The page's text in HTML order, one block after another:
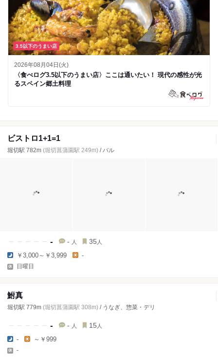
3.5以下のうまい店
2026年08月04日(火)
〈食べログ3.5以下のうまい店〉ここは通いたい！ 現代の感性が光
るスペイン郷土料理
ビストロ1+1=1
堀切駅 782m (堀切菖蒲園駅 249m) / バル
- - 人 35 人
￥3,000～￥3,999 -
日曜日
鮒真
堀切駅 779m (堀切菖蒲園駅 308m) / うなぎ、惣菜・デリ
- - 人 15 人
- ～￥999
-